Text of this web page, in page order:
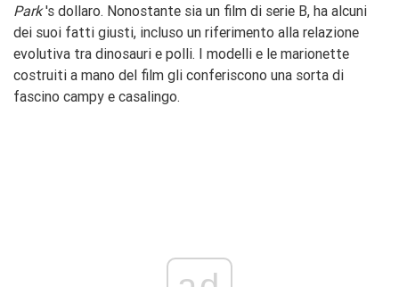
Park's dollaro. Nonostante sia un film di serie B, ha alcuni
dei suoi fatti giusti, incluso un riferimento alla relazione
evolutiva tra dinosauri e polli. I modelli e le marionette
costruiti a mano del film gli conferiscono una sorta di
fascino campy e casalingo.